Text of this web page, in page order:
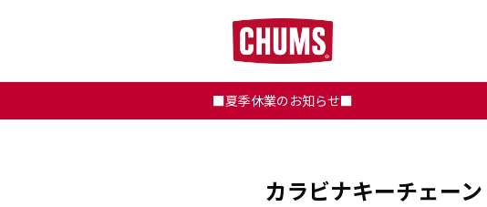
■夏季休業のお知らせ■
カラビナキーチェーン